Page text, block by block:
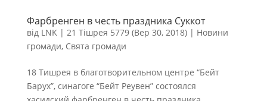
Фарбренген в честь праздника Суккот
від LNK | 21 Тішрея 5779 (Вер 30, 2018)| Новини
громади, Свята громади
18 Тишрея в благотворительном центре “Бейт
Барух”, синагоге “Бейт Реувен” состоялся